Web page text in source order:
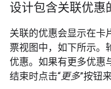
设计包含关联优惠
关联的优惠会显示在卡
票视图中，如下所示。
优惠。如果有更多优惠
结束时点击“更多”按钮